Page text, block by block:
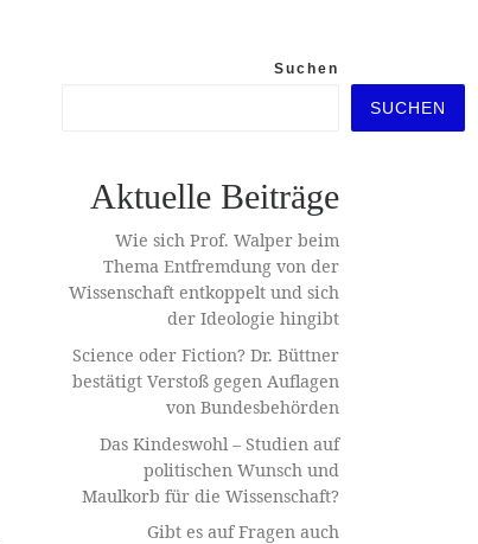
Suchen
SUCHEN
Aktuelle Beiträge
Wie sich Prof. Walper beim
Thema Entfremdung von der
Wissenschaft entkoppelt und sich
der Ideologie hingibt
Science oder Fiction? Dr. Büttner
bestätigt Verstoß gegen Auflagen
von Bundesbehörden
Das Kindeswohl – Studien auf
politischen Wunsch und
Maulkorb für die Wissenschaft?
Gibt es auf Fragen auch